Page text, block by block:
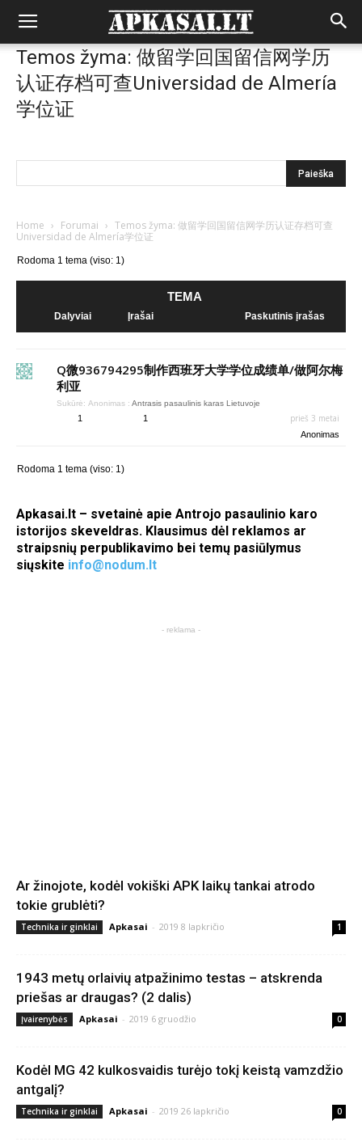
Temos žyma: 做留学回国留信网学历
认证存档可查Universidad de Almería
学位证
Home › Forumai › Temos žyma: 做留学回国留信网学历认证存档可查
Universidad de Almería学位证
Rodoma 1 tema (viso: 1)
TEMA
Dalyviai Įrašai Paskutinis įrašas
Q微936794295制作西班牙大学学位成绩单/做阿尔梅
利亚
Sukūrė: Anonimas : Antrasis pasaulinis karas Lietuvoje
1 1 prieš 3 metai
Anonimas
Rodoma 1 tema (viso: 1)
Apkasai.lt – svetainė apie Antrojo pasaulinio karo
istorijos skeveldras. Klausimus dėl reklamos ar
straipsnių perpublikavimo bei temų pasiūlymus
siųskite info@nodum.lt
- reklama -
Ar žinojote, kodėl vokiški APK laikų tankai atrodo
tokie grublėti?
Technika ir ginklai Apkasai - 2019 8 lapkričio 1
1943 metų orlaivių atpažinimo testas – atskrenda
priešas ar draugas? (2 dalis)
Įvairenybės Apkasai - 2019 6 gruodžio 0
Kodėl MG 42 kulkosvaidis turėjo tokį keistą vamzdžio
antgalį?
Technika ir ginklai Apkasai - 2019 26 lapkričio 0